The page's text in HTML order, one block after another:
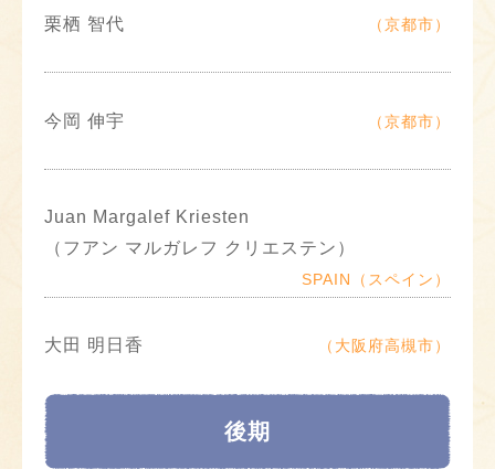
栗栖 智代 （京都市）
今岡 伸宇 （京都市）
Juan Margalef Kriesten
（フアン マルガレフ クリエステン）
SPAIN（スペイン）
大田 明日香 （大阪府高槻市）
後期